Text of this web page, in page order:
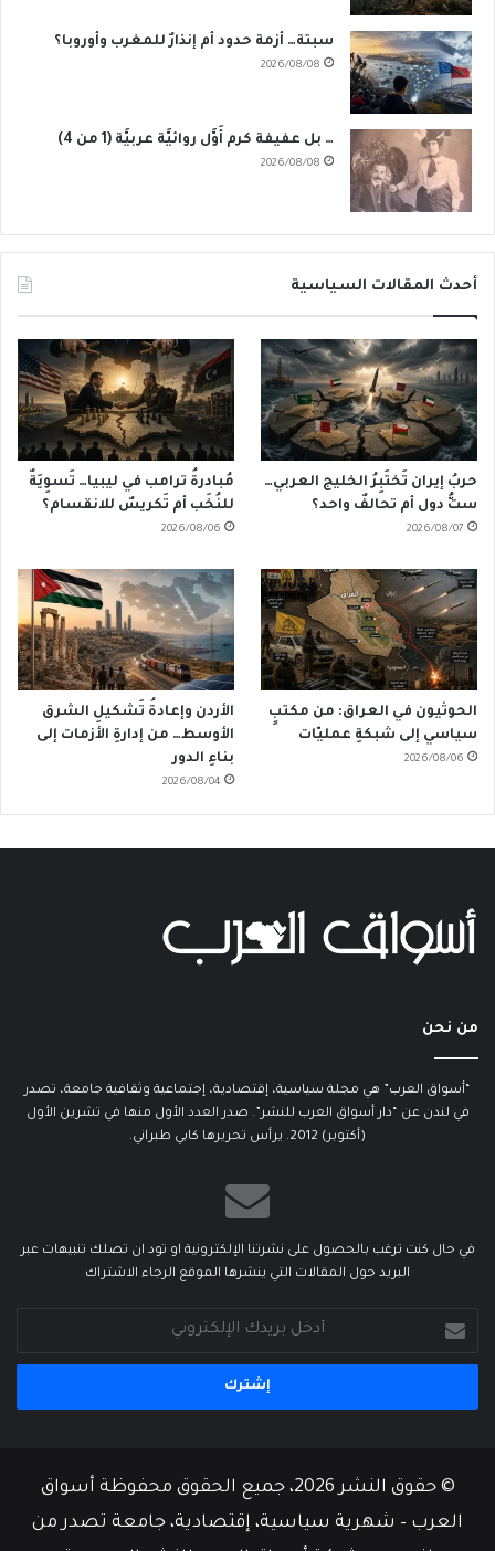
سبتة… أزمة حدود أم إنذارٌ للمغرب وأوروبا؟
2026/08/08
… بل عفيفة كرم أَوَّل روائيَّة عربيَّة (1 من 4)
2026/08/08
أحدث المقالات السياسية
حربُ إيران تَختَبِرُ الخليج العربي…
ستُّ دول أم تحالفٌ واحد؟
2026/08/07
مُبادرةُ ترامب في ليبيا… تَسوِيَةٌ
للنُخَب أم تَكريسٌ للانقسام؟
2026/08/06
الحوثيون في العراق: من مكتبٍ
سياسي إلى شبكةِ عمليّات
2026/08/06
الأردن وإعادةُ تَشكيلِ الشرق
الأوسط… من إدارةِ الأزمات إلى
بناءِ الدور
2026/08/04
من نحن
“أسواق العرب” هي مجلة سياسية، إقتصادية، إجتماعية وثقافية جامعة، تصدر
في لندن عن “دار أسواق العرب للنشر”. صدر العدد الأول منها في تشرين الأول
(أكتوبر) 2012. يرأس تحريرها كابي طبراني.
في حال كنت ترغب بالحصول على نشرتنا الإلكترونية او تود ان تصلك تنبيهات عبر
البريد حول المقالات التي ينشرها الموقع الرجاء الاشتراك
بريدك
الإلكتروني
© حقوق النشر 2026، جميع الحقوق محفوظة أسواق
العرب – شهرية سياسية، إقتصادية، جامعة تصدر من